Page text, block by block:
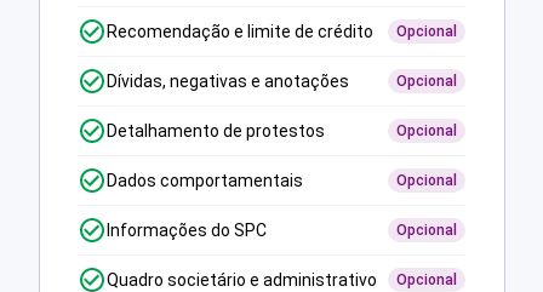
Recomendação e limite de crédito Opcional
Dívidas, negativas e anotações Opcional
Detalhamento de protestos Opcional
Dados comportamentais Opcional
Informações do SPC Opcional
Quadro societário e administrativo Opcional